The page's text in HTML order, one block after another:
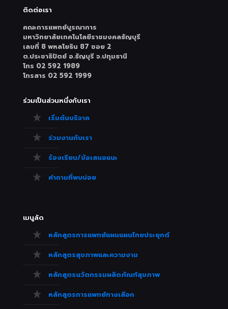
ติดต่อเรา
คณะการแพทย์บูรณาการ
มหาวิทยาลัยเทคโนโลยีราชมงคลธัญบุรี
เลขที่ 8 พหลโยธิน 87 ซอย 2
ต.ประชาธิปัตย์ อ.ธัญบุรี จ.ปทุมธานี
โทร 02 592 1989
โทรสาร 02 592 1999
ร่วมเป็นส่วนหนึ่งกับเรา
เริ่มต้นบริจาค
ร่วมงานกับเรา
ร้องเรียน/ข้อเสนอแนะ
คำถามที่พบบ่อย
เมนูลัด
หลักสูตรการแพทย์แผนแผนไทยประยุกต์
หลักสูตรสุขภาพและความงาม
หลักสูตรนวัตกรรมผลิตภัณฑ์สุขภาพ
หลักสูตรการแพทย์ทางเลือก